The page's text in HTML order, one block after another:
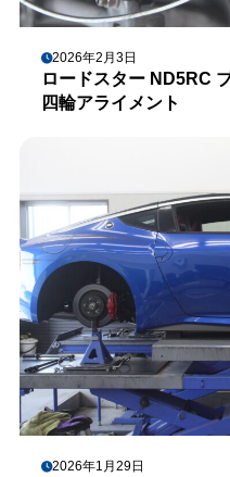
2026年2月3日
ロードスター ND5RC
四輪アライメント
2026年1月29日